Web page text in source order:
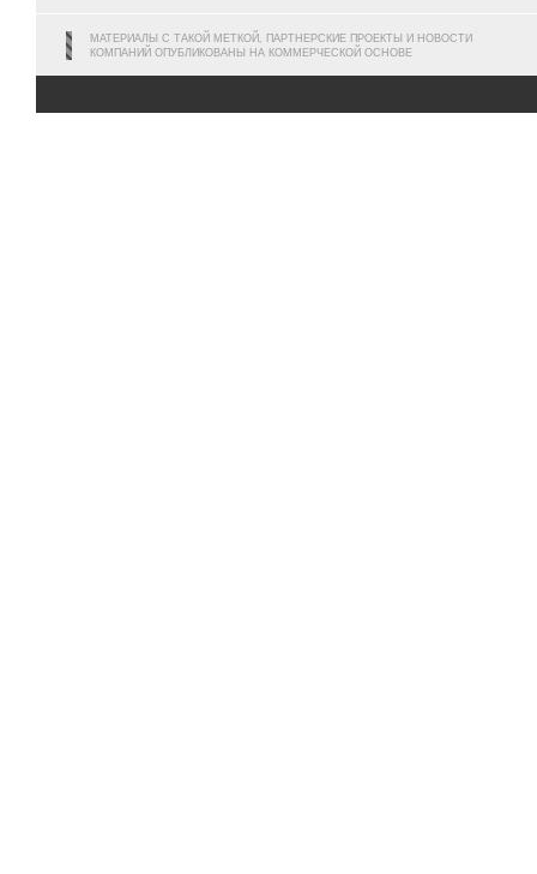
МАТЕРИАЛЫ С ТАКОЙ МЕТКОЙ, ПАРТНЕРСКИЕ ПРОЕКТЫ И НОВОСТИ
КОМПАНИЙ ОПУБЛИКОВАНЫ НА КОММЕРЧЕСКОЙ ОСНОВЕ